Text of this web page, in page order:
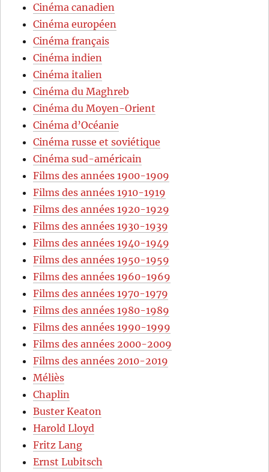
Cinéma canadien
Cinéma européen
Cinéma français
Cinéma indien
Cinéma italien
Cinéma du Maghreb
Cinéma du Moyen-Orient
Cinéma d’Océanie
Cinéma russe et soviétique
Cinéma sud-américain
Films des années 1900-1909
Films des années 1910-1919
Films des années 1920-1929
Films des années 1930-1939
Films des années 1940-1949
Films des années 1950-1959
Films des années 1960-1969
Films des années 1970-1979
Films des années 1980-1989
Films des années 1990-1999
Films des années 2000-2009
Films des années 2010-2019
Méliès
Chaplin
Buster Keaton
Harold Lloyd
Fritz Lang
Ernst Lubitsch